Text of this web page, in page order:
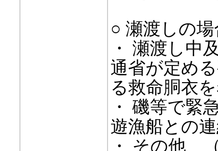
○ 瀬渡しの場
・ 瀬渡し中
通省が定め
る救命胴衣
・ 磯等で緊
遊漁船との
・ その